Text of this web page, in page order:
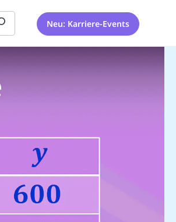
Neu: Karriere-Events